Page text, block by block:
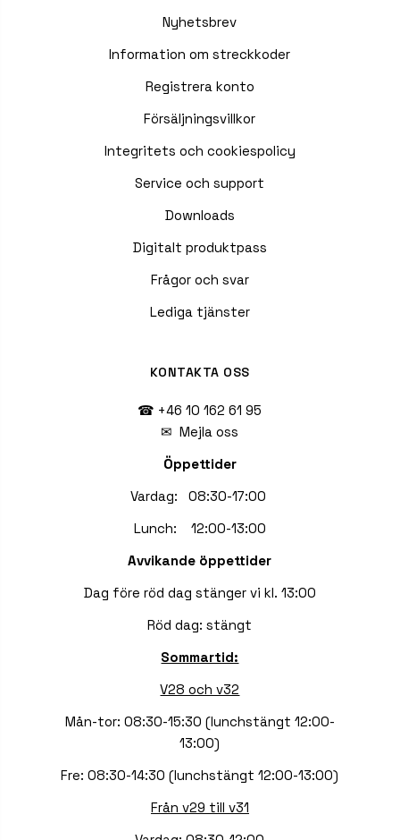
Nyhetsbrev
Information om streckkoder
Registrera konto
Försäljningsvillkor
Integritets och cookiespolicy
Service och support
Downloads
Digitalt produktpass
Frågor och svar
Lediga tjänster
KONTAKTA OSS
☎ +46 10 162 61 95
✉Mejla oss
Öppettider
Vardag: 08:30-17:00
Lunch: 12:00-13:00
Avvikande öppettider
Dag före röd dag stänger vi kl. 13:00
Röd dag: stängt
Sommartid:
V28 och v32
Mån-tor: 08:30-15:30 (lunchstängt 12:00-
13:00)
Fre: 08:30-14:30 (lunchstängt 12:00-13:00)
Från v29 till v31